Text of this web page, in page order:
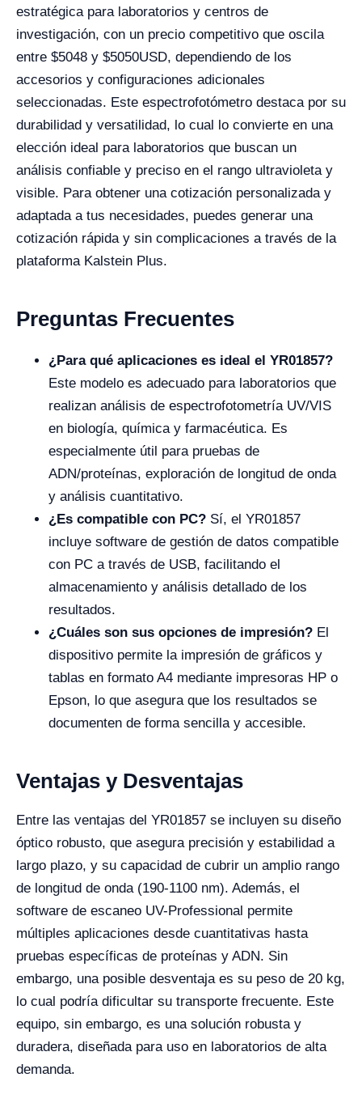
estratégica para laboratorios y centros de
investigación, con un precio competitivo que oscila
entre $5048 y $5050USD, dependiendo de los
accesorios y configuraciones adicionales
seleccionadas. Este espectrofotómetro destaca por su
durabilidad y versatilidad, lo cual lo convierte en una
elección ideal para laboratorios que buscan un
análisis confiable y preciso en el rango ultravioleta y
visible. Para obtener una cotización personalizada y
adaptada a tus necesidades, puedes generar una
cotización rápida y sin complicaciones a través de la
plataforma Kalstein Plus.
Preguntas Frecuentes
¿Para qué aplicaciones es ideal el YR01857?
Este modelo es adecuado para laboratorios que
realizan análisis de espectrofotometría UV/VIS
en biología, química y farmacéutica. Es
especialmente útil para pruebas de
ADN/proteínas, exploración de longitud de onda
y análisis cuantitativo.
¿Es compatible con PC? Sí, el YR01857
incluye software de gestión de datos compatible
con PC a través de USB, facilitando el
almacenamiento y análisis detallado de los
resultados.
¿Cuáles son sus opciones de impresión? El
dispositivo permite la impresión de gráficos y
tablas en formato A4 mediante impresoras HP o
Epson, lo que asegura que los resultados se
documenten de forma sencilla y accesible.
Ventajas y Desventajas
Entre las ventajas del YR01857 se incluyen su diseño
óptico robusto, que asegura precisión y estabilidad a
largo plazo, y su capacidad de cubrir un amplio rango
de longitud de onda (190-1100 nm). Además, el
software de escaneo UV-Professional permite
múltiples aplicaciones desde cuantitativas hasta
pruebas específicas de proteínas y ADN. Sin
embargo, una posible desventaja es su peso de 20 kg,
lo cual podría dificultar su transporte frecuente. Este
equipo, sin embargo, es una solución robusta y
duradera, diseñada para uso en laboratorios de alta
demanda.